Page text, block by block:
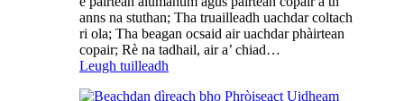
anns na stuthan; Tha truailleadh uachdar coltach
ri ola; Tha beagan ocsaid air uachdar phàirtean
copair; Rè na tadhail, air a’ chiad…
Leugh tuilleadh